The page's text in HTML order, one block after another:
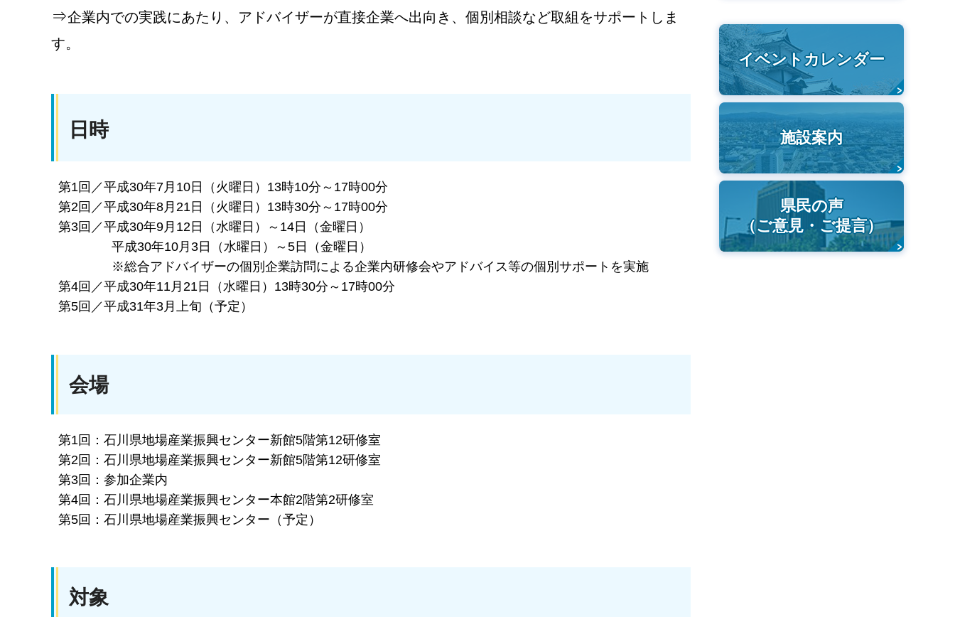
⇒企業内での実践にあたり、アドバイザーが直接企業へ出向き、個別相談など取組をサポートしま
す。
日時
第1回／平成30年7月10日（火曜日）13時10分～17時00分
第2回／平成30年8月21日（火曜日）13時30分～17時00分
第3回／平成30年9月12日（水曜日）～14日（金曜日）
平成30年10月3日（水曜日）～5日（金曜日）
※総合アドバイザーの個別企業訪問による企業内研修会やアドバイス等の個別サポートを実施
第4回／平成30年11月21日（水曜日）13時30分～17時00分
第5回／平成31年3月上旬（予定）
会場
第1回：石川県地場産業振興センター新館5階第12研修室
第2回：石川県地場産業振興センター新館5階第12研修室
第3回：参加企業内
第4回：石川県地場産業振興センター本館2階第2研修室
第5回：石川県地場産業振興センター（予定）
対象
イベントカレンダー
施設案内
県民の声
（ご意見・ご提言）